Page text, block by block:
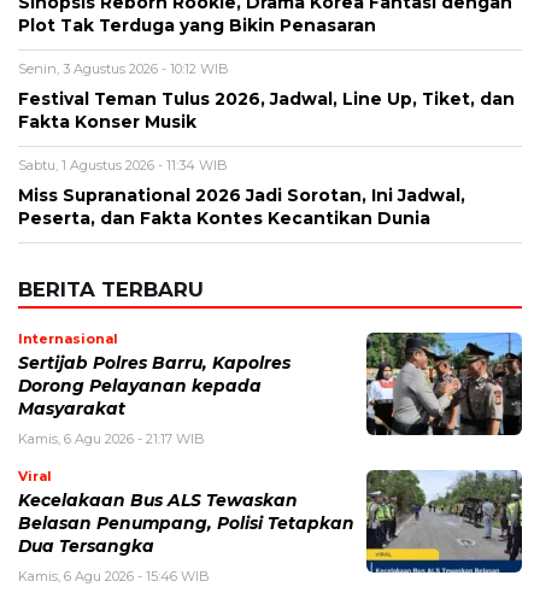
Plot Tak Terduga yang Bikin Penasaran
Senin, 3 Agustus 2026 - 10:12 WIB
Festival Teman Tulus 2026, Jadwal, Line Up, Tiket, dan
Fakta Konser Musik
Sabtu, 1 Agustus 2026 - 11:34 WIB
Miss Supranational 2026 Jadi Sorotan, Ini Jadwal,
Peserta, dan Fakta Kontes Kecantikan Dunia
BERITA TERBARU
Internasional
Sertijab Polres Barru, Kapolres
Dorong Pelayanan kepada
Masyarakat
Kamis, 6 Agu 2026 - 21:17 WIB
Viral
Kecelakaan Bus ALS Tewaskan
Belasan Penumpang, Polisi Tetapkan
Dua Tersangka
Kamis, 6 Agu 2026 - 15:46 WIB